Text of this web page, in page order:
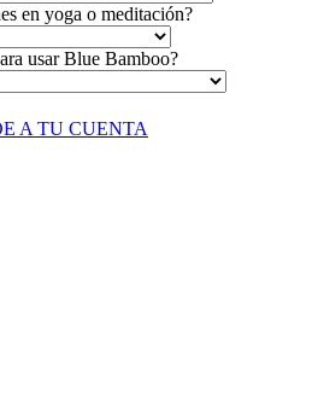
en yoga o meditación?
usar Blue Bamboo?
A TU CUENTA